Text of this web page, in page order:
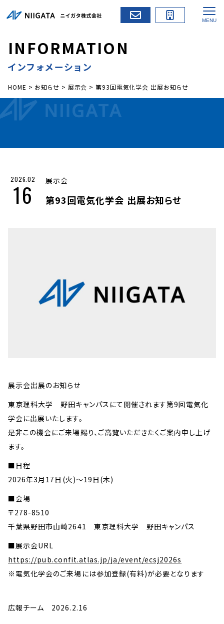
IN FORMATION
インフォメーション
HOME > お知らせ > 展示会 >第93回電気化学会 出展お知らせ
2026.02
16 展示会
第93回電気化学会 出展お知らせ
展示会出展のお知らせ
東京理科大学 野田キャンパスにて開催されます第9回電気化
学会に出展いたします。
是非この機会にご来場賜り、ご高覧いただきたくご案内申し上げ
ます。
■日程
2026年3月17日(火)～19日(木)
■会場
〒278-8510
千葉県野田市山崎2641 東京理科大学 野田キャンパス
■展示会URL
https://pub.confit.atlas.jp/ja/event/ecsj2026s
※電気化学会のご来場には参加登録(有料)が必要となります
広報チーム 2026.2.16